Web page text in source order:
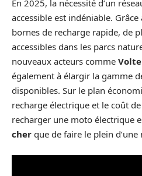
En 2025, la nécessité d’un
accessible est indéniable.
bornes de recharge rapide, de
accessibles dans les parcs
nouveaux acteurs comme
également à élargir la gamme
disponibles. Sur le plan
recharge électrique et le coût de
recharger une moto électrique
cher que de faire le plein